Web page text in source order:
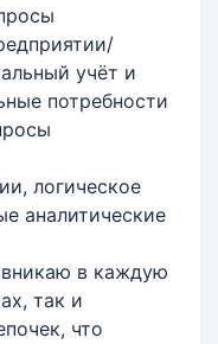
учёт и
потребности
логическое
аналитические
в каждую
так и
что